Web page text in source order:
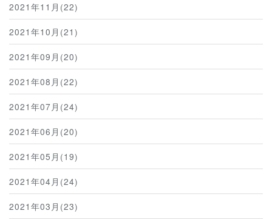
2021年11月(22)
2021年10月(21)
2021年09月(20)
2021年08月(22)
2021年07月(24)
2021年06月(20)
2021年05月(19)
2021年04月(24)
2021年03月(23)